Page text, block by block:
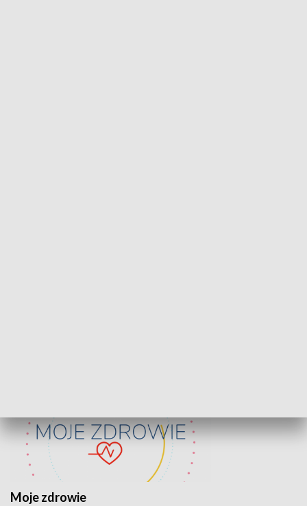
Moje zdrowie